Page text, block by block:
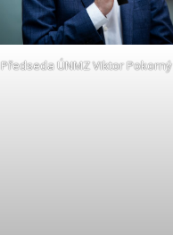
Předseda ÚNMZ Viktor Pokorný